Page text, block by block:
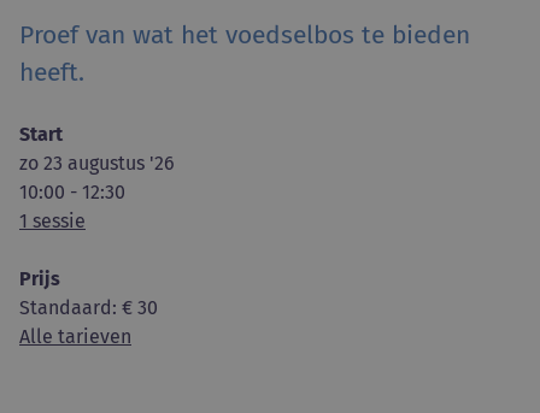
Proef van wat het voedselbos te bieden
heeft.
Start
zo 23 augustus '26
10:00 - 12:30
1 sessie
Prijs
Standaard: € 30
Alle tarieven